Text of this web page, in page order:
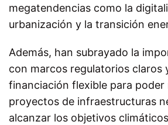
megatendencias como la
urbanización y la transición
Además, han subrayado la
con marcos regulatorios claros
financiación flexible para poder
proyectos de infraestructuras
alcanzar los objetivos